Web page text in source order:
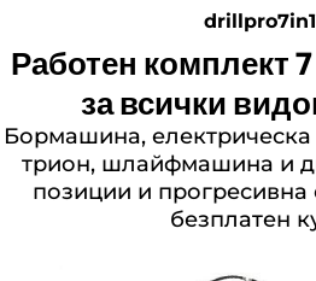
Работен комплект
за всички
Бормашина, електрическа
трион, шлайфмашина и
позиции и прогресивна
безплатен